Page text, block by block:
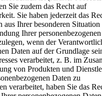
Sie zudem das Recht auf
Sie haben jederzeit das
aus Ihrer besonderen Situation
Ihrer
wenn der
Daten auf der Grundlage
verarbeitet, z. B. im
von Produkten und
Daten zu
verarbeitet, haben Sie das